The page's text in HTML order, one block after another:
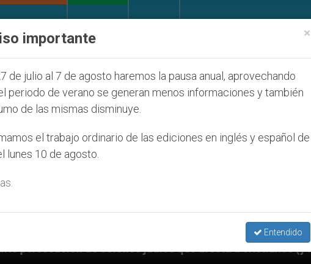
judíos que afecta a cristianos (y no sólo) en Tierra Santa
×
importante
de julio al 7 de agosto haremos la pausa anual, aprovechando
periodo de verano se generan menos informaciones y también
de las mismas disminuye.
el trabajo ordinario de las ediciones en inglés y español de
lunes 10 de agosto.
Entendido